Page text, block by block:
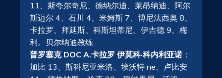
11、斯夸尔奇尼、德纳尔迪、莱昂纳迪、阿尔
斯迈尔 4、石川 4、米姆斯 7、博尼法西奥 8、
卡拉罗、拜延斯、科斯坦蒂尼、伊吉德 9、梅
利。贝尔纳迪教练
普罗塞克 DOC A.卡拉罗 伊莫科·科内利亚诺 ：
加比 13、斯科尼亚米洛、埃沃特 ne、卢比安